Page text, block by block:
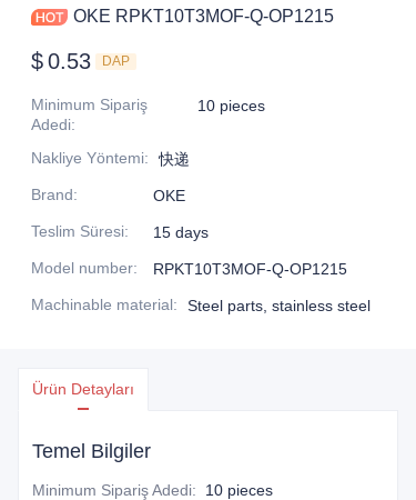
OKE RPKT10T3MOF-Q-OP1215
$0.53 DAP
Minimum Sipariş
Adedi:
10 pieces
Nakliye Yöntemi:
快递
Brand:
OKE
Teslim Süresi:
15 days
Model number:
RPKT10T3MOF-Q-OP1215
Machinable material: Steel parts, stainless steel
Ürün Detayları
Temel Bilgiler
Minimum Sipariş Adedi: 10 pieces